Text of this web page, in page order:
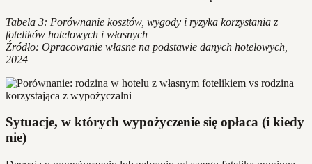
Tabela 3: Porównanie kosztów, wygody i ryzyka korzystania z
fotelików hotelowych i własnych
Źródło: Opracowanie własne na podstawie danych hotelowych,
2024
Sytuacje, w których wypożyczenie się opłaca (i kiedy
nie)